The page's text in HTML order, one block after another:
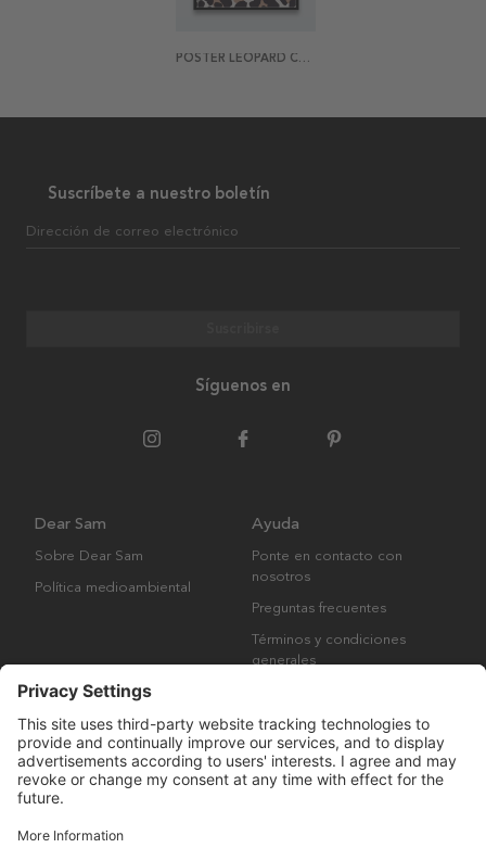
POSTER LEOPARD CAMO
Suscríbete a nuestro boletín
Dirección de correo electrónico
Síguenos en
Dear Sam
Sobre Dear Sam
Política medioambiental
Ayuda
Ponte en contacto con
nosotros
Preguntas frecuentes
Términos y condiciones
generales
Derechos de autor © Many Brands AB 2023. Todos los derechos